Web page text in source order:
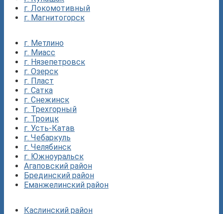
г. Локомотивный
г. Магнитогорск
г. Метлино
г. Миасс
г. Нязепетровск
г. Озерск
г. Пласт
г. Сатка
г. Снежинск
г. Трехгорный
г. Троицк
г. Усть-Катав
г. Чебаркуль
г. Челябинск
г. Южноуральск
Агаповский район
Брединский район
Еманжелинский район
Каслинский район